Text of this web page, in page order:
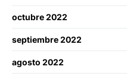
octubre 2022
septiembre 2022
agosto 2022